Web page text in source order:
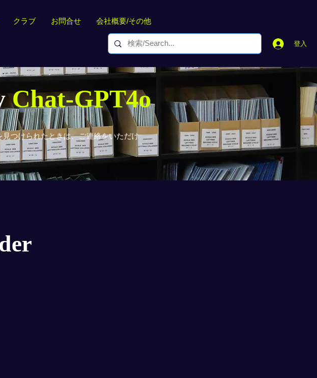
クラブ お問合せ 会社概要/その他
登入
Chat-GPT4o
つけられたときは、ご連絡をいただけ